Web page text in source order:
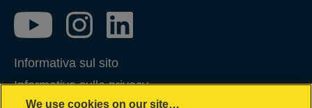
Informativa sul sito
Informativa sulla privacy
We use cookies on our site…